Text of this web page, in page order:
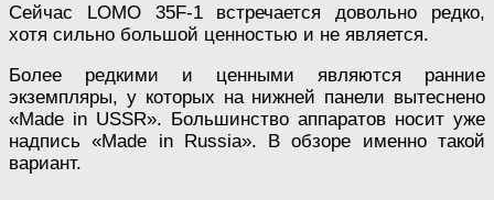
Сейчас LOMO 35F-1 встречается довольно редко,
хотя сильно большой ценностью и не является.
Более редкими и ценными являются ранние
экземпляры, у которых на нижней панели вытеснено
«Made in USSR». Большинство аппаратов носит уже
надпись «Made in Russia». В обзоре именно такой
вариант.